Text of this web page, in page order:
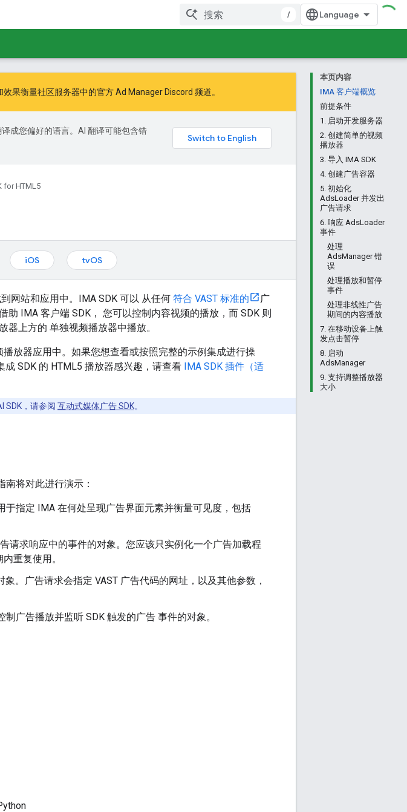
/
本页内容
IMA 客户端概览
前提条件
1. 启动开发服务器
2. 创建简单的视频
播放器
3. 导入 IMA SDK
4. 创建广告容器
5. 初始化
AdsLoader 并发出
广告请求
6. 响应 AdsLoader
事件
处理
AdsManager 错
误
处理播放和暂停
事件
处理非线性广告
期间的内容播放
7. 在移动设备上触
发点击暂停
8. 启动
AdsManager
9. 支持调整播放器
大小
效果衡量社区服务器中的官方 Ad Manager Discord 频道。
成您偏好的语言。AI 翻译可能包含错
for HTML5
iOS tvOS
网站和应用中。IMA SDK 可以 从任何 符合 VAST 标准的
广
IMA 客户端 SDK， 您可以控制内容视频的播放，而 SDK 则
上方的 单独视频播放器中播放。
放器应用中。如果您想查看或按照完整的示例集成进行操
成 SDK 的 HTML5 播放器感兴趣，请查看 IMA SDK 插件（适
SDK，请参阅 互动式媒体广告 SDK。
将对此进行演示：
于指定 IMA 在何处呈现广告界面元素并衡量可见度，包括
请求响应中的事件的对象。您应该只实例化一个广告加载程
重复使用。
象。广告请求会指定 VAST 广告代码的网址，以及其他参数，
制广告播放并监听 SDK 触发的广告 事件的对象。